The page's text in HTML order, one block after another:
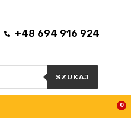
+48 694 916 924
SZUKAJ
0